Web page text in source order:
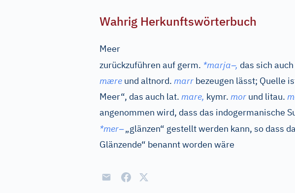
Wahrig Herkunftswörterbuch
Meer
zurückzuführen auf germ. *marja–, das sich
mære und altnord. marr bezeugen lässt; Quelle
Meer“, das auch lat. mare, kymr. mor und litau.
angenommen wird, dass das indogermanische
*mer–„glänzen“ gestellt werden kann, so dass
Glänzende“ benannt worden wäre